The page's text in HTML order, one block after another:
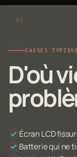
CAUSES
D'où
Écran LCD
Batterie qui ne